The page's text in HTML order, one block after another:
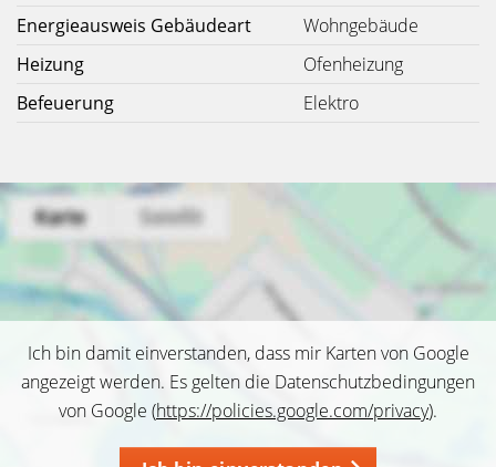
Energieausweis Gebäudeart
Wohngebäude
Heizung
Ofenheizung
Befeuerung
Elektro
Ich bin damit einverstanden, dass mir Karten von Google
angezeigt werden. Es gelten die Datenschutzbedingungen
von Google (https://policies.google.com/privacy).